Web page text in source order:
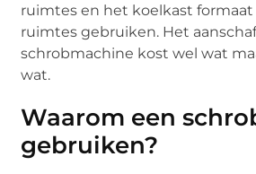
ruimtes en het koelkast
ruimtes gebruiken. Het
schrobmachine kost wel wat
wat.
Waarom een
gebruiken?